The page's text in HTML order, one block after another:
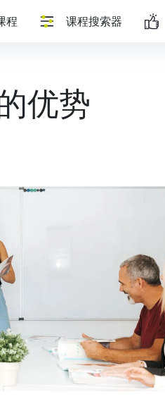
程 课程搜索器
优势